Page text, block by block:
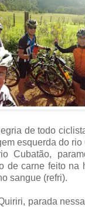
de todo
esquerda do rio
Cubatão,
de carne feito na
sangue (refri).
parada